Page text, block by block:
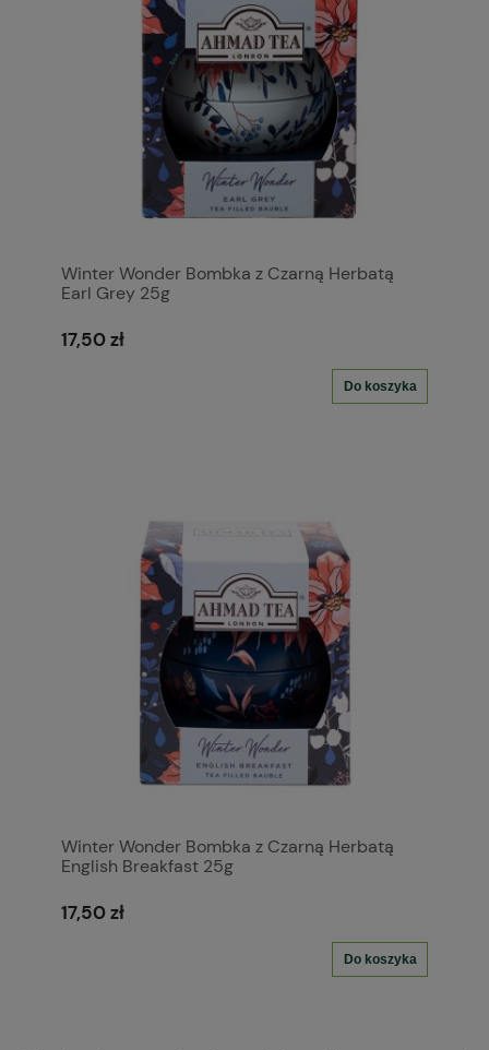
Winter Wonder Bombka z Czarną Herbatą
Earl Grey 25g
17,50 zł
Do koszyka
Winter Wonder Bombka z Czarną Herbatą
English Breakfast 25g
17,50 zł
Do koszyka